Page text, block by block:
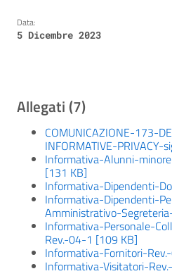
Data:
5 Dicembre 2023
Allegati (7)
COMUNICAZIONE-173-
INFORMATIVE-PRIVACY-
Informativa-Alunni-
[131 KB]
Informativa-Dipendenti-
Informativa-Dipendenti-
Amministrativo-
Informativa-Personale-
Rev.-04-1 [109 KB]
Informativa-Fornitori-
Informativa-Visitatori-